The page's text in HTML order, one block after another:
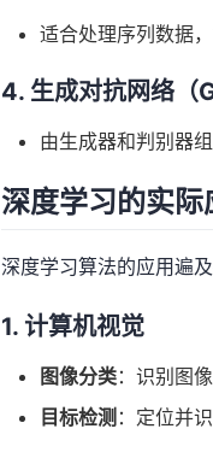
适合处理序列数据
4. 生成对抗网络（
由生成器和判别器
深度学习的实际
深度学习算法的应用遍
1. 计算机视觉
图像分类：识别图
目标检测 ：定位并